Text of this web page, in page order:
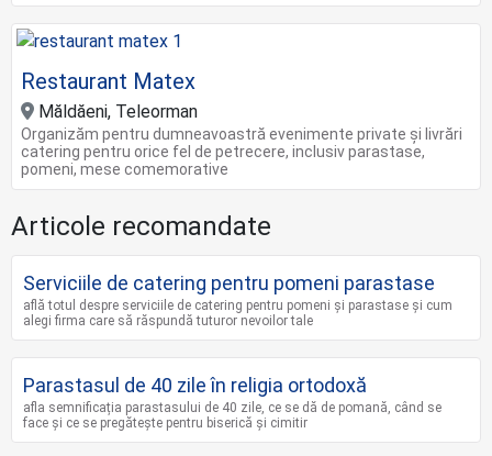
Restaurant Matex
Măldăeni, Teleorman
Organizăm pentru dumneavoastră evenimente private și livrări
catering pentru orice fel de petrecere, inclusiv parastase,
pomeni, mese comemorative
Articole recomandate
Serviciile de catering pentru pomeni parastase
află totul despre serviciile de catering pentru pomeni și parastase și cum
alegi firma care să răspundă tuturor nevoilor tale
Parastasul de 40 zile în religia ortodoxă
afla semnificația parastasului de 40 zile, ce se dă de pomană, când se
face și ce se pregătește pentru biserică și cimitir